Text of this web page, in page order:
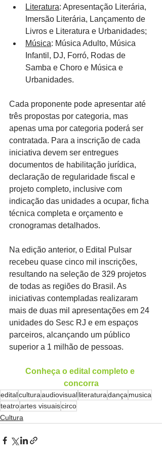
Literatura: Apresentação Literária,
Imersão Literária, Lançamento de
Livros e Literatura e Urbanidades;
Música: Música Adulto, Música
Infantil, DJ, Forró, Rodas de
Samba e Choro e Música e
Urbanidades.
Cada proponente pode apresentar até
três propostas por categoria, mas
apenas uma por categoria poderá ser
contratada. Para a inscrição de cada
iniciativa devem ser entregues
documentos de habilitação jurídica,
declaração de regularidade fiscal e
projeto completo, inclusive com
indicação das unidades a ocupar, ficha
técnica completa e orçamento e
cronogramas detalhados.
Na edição anterior, o Edital Pulsar
recebeu quase cinco mil inscrições,
resultando na seleção de 329 projetos
de todas as regiões do Brasil. As
iniciativas contempladas realizaram
mais de duas mil apresentações em 24
unidades do Sesc RJ e em espaços
parceiros, alcançando um público
superior a 1 milhão de pessoas.
Conheça o edital completo e
concorra
editalculturaaudiovisualliteraturadançamusica
teatroartes visuaiscirco
Cultura